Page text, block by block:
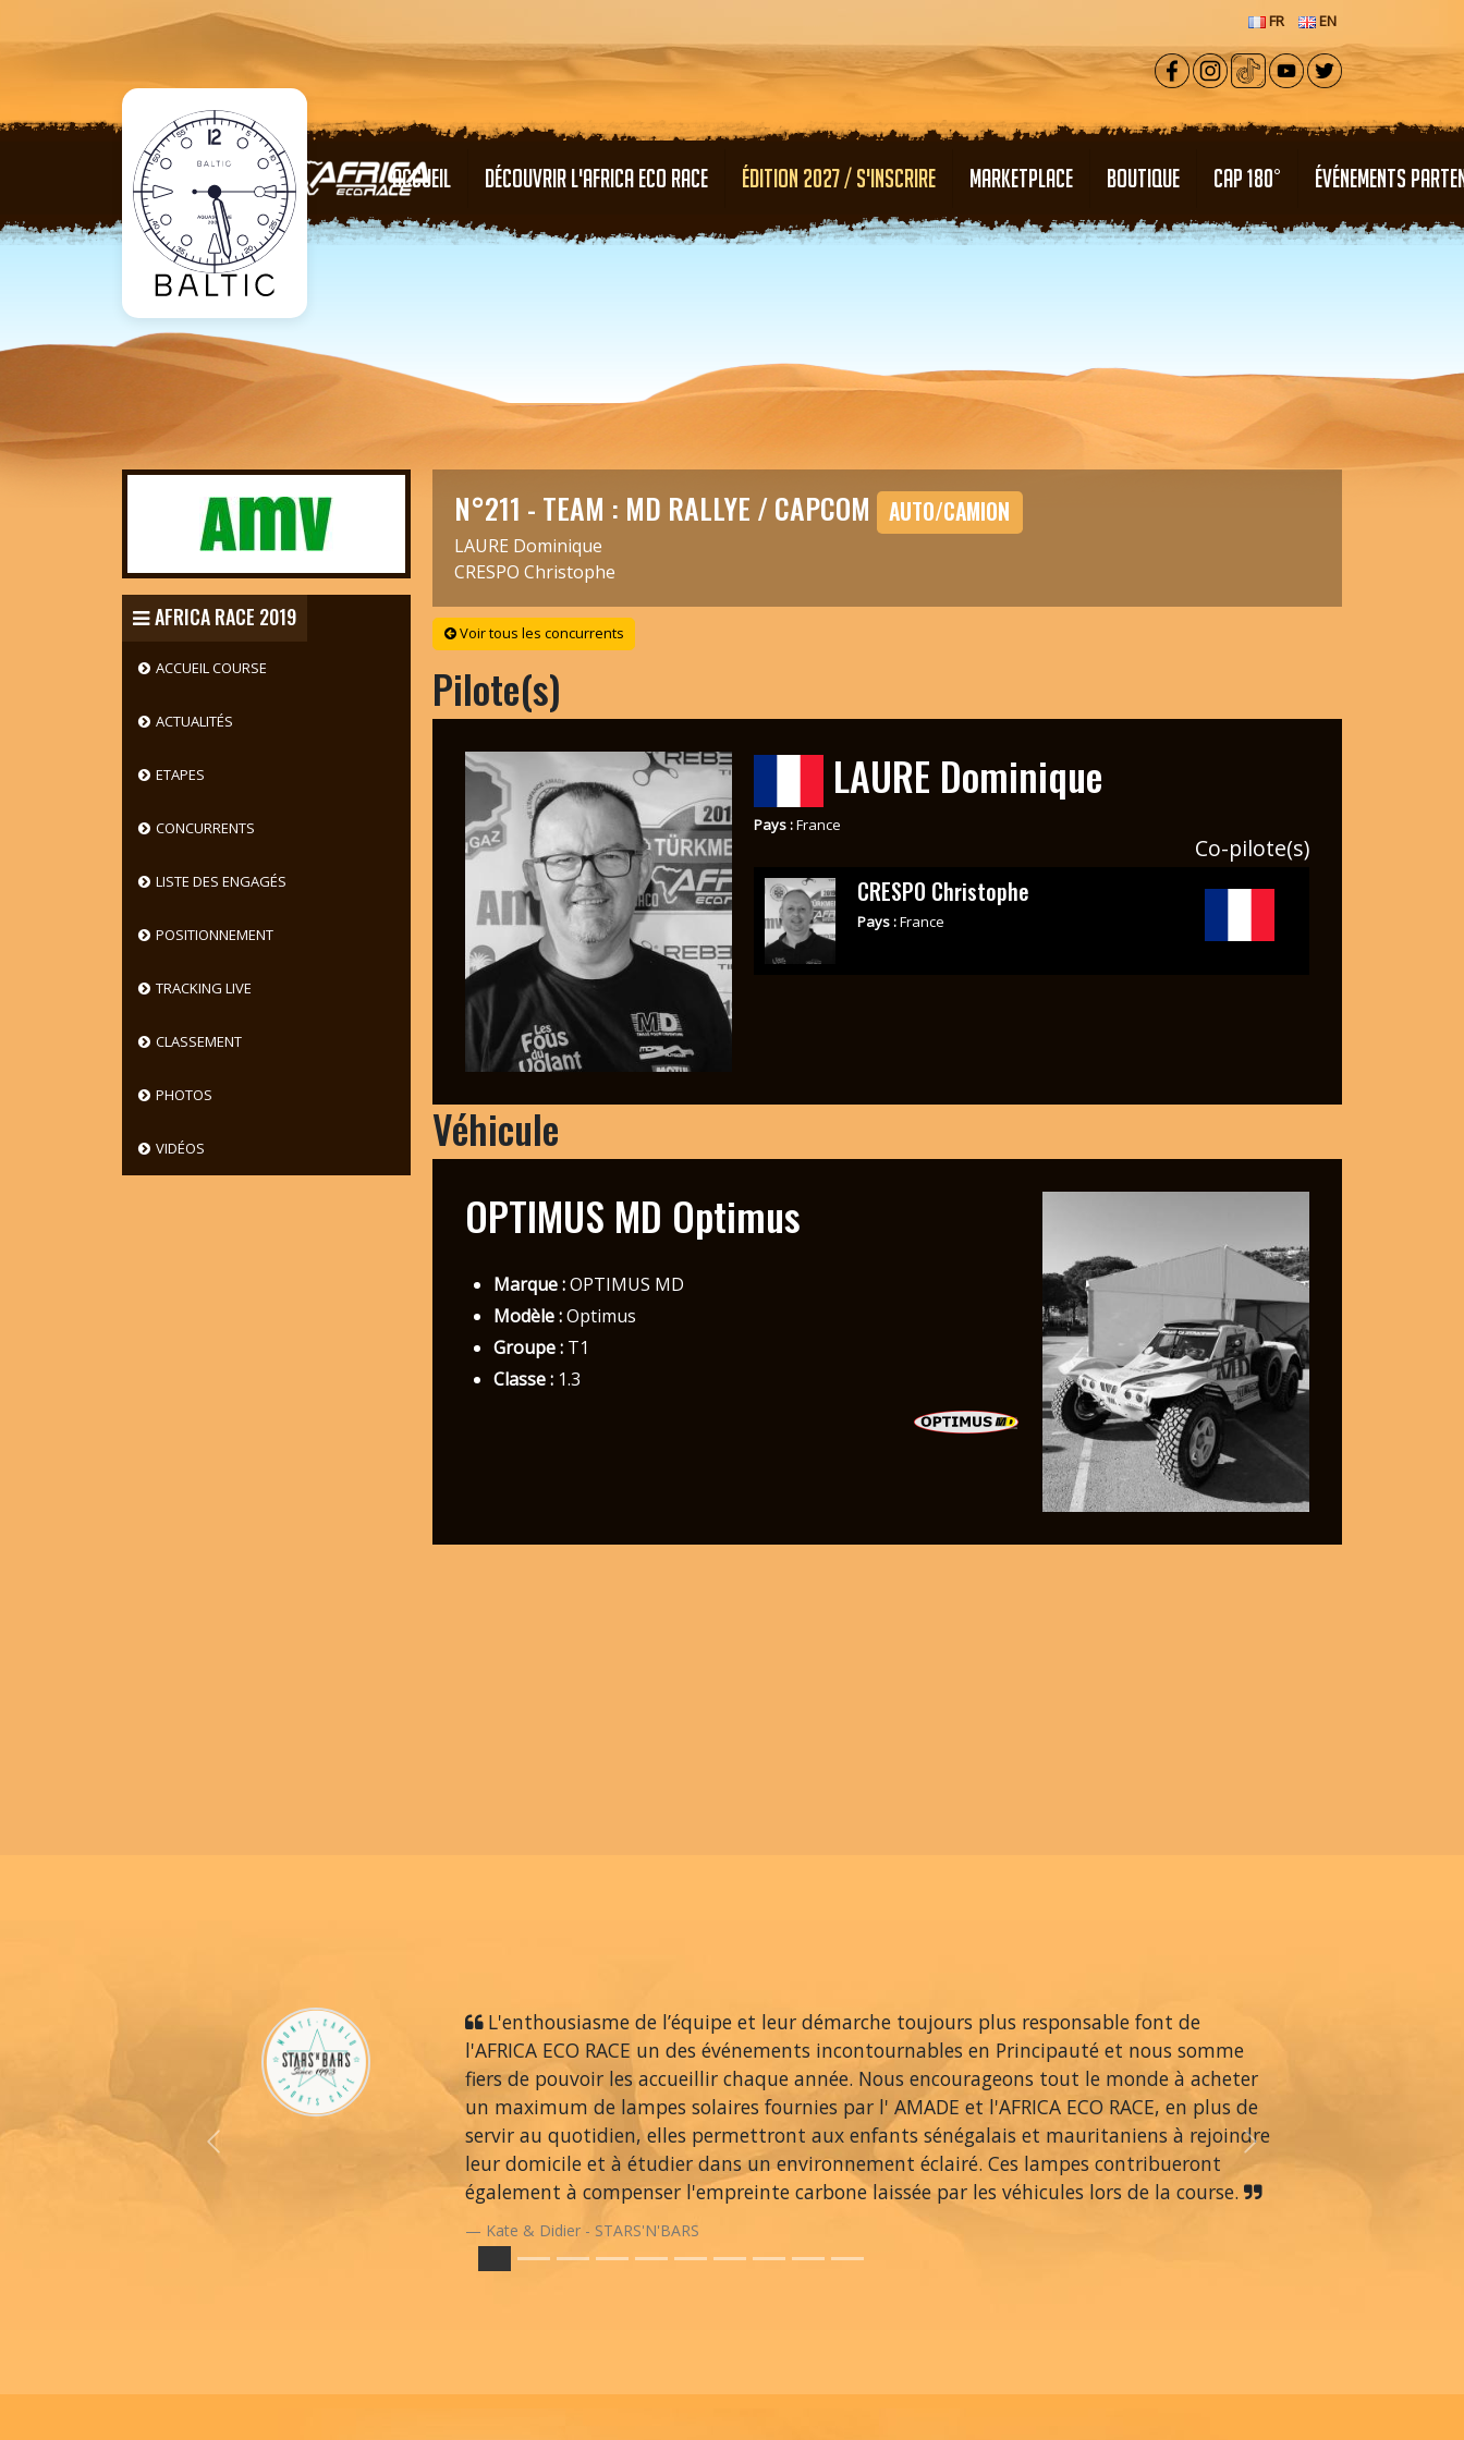
FR EN
ACCUEIL DÉCOUVRIR L'AFRICA ECO RACE ÉDITION 2027 / S'INSCRIRE MARKETPLACE BOUTIQUE CAP 180° ÉVÉNEMENTS
AFRICA RACE 2019
ACCUEIL COURSE
ACTUALITÉS
ETAPES
CONCURRENTS
LISTE DES ENGAGÉS
POSITIONNEMENT
TRACKING LIVE
CLASSEMENT
PHOTOS
VIDÉOS
N°211 - TEAM : MD RALLYE / CAPCOM AUTO/CAMION
LAURE Dominique
CRESPO Christophe
Voir tous les concurrents
Pilote(s)
LAURE Dominique
Pays :France
Co-pilote(s)
CRESPO Christophe
Pays :France
Véhicule
OPTIMUS MD Optimus
Marque :OPTIMUS MD
Modèle :Optimus
Groupe :T1
Classe :1.3
L'enthousiasme de l’équipe et leur démarche toujours plus responsable font de
l'AFRICA ECO RACE un des événements incontournables en Principauté et nous somme
fiers de pouvoir les accueillir chaque année. Nous encourageons tout le monde à acheter
un maximum de lampes solaires fournies par l' AMADE et l'AFRICA ECO RACE, en plus de
servir au quotidien, elles permettront aux enfants sénégalais et mauritaniens à rejoindre
leur domicile et à étudier dans un environnement éclairé. Ces lampes contribueront
également à compenser l'empreinte carbone laissée par les véhicules lors de la course.
Kate & Didier - STARS'N'BARS
Previous Next